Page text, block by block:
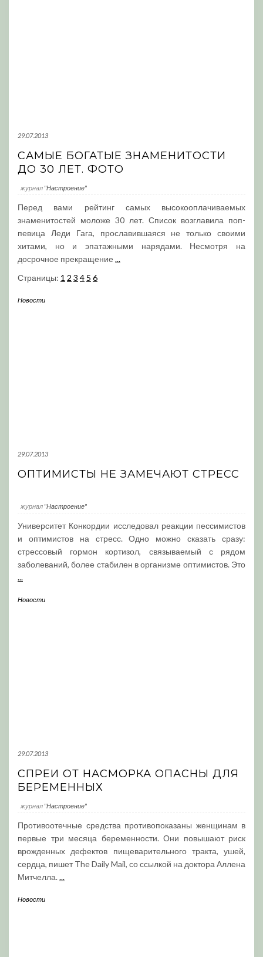
29.07.2013
САМЫЕ БОГАТЫЕ ЗНАМЕНИТОСТИ
ДО 30 ЛЕТ. ФОТО
журнал "Настроение"
Перед вами рейтинг самых высокооплачиваемых
знаменитостей моложе 30 лет. Список возглавила поп-
певица Леди Гага, прославившаяся не только своими
хитами, но и эпатажными нарядами. Несмотря на
досрочное прекращение ...
Страницы: 1 2 3 4 5 6
Новости
29.07.2013
ОПТИМИСТЫ НЕ ЗАМЕЧАЮТ СТРЕСС
журнал "Настроение"
Университет Конкордии исследовал реакции пессимистов
и оптимистов на стресс. Одно можно сказать сразу:
стрессовый гормон кортизол, связываемый с рядом
заболеваний, более стабилен в организме оптимистов. Это
...
Новости
29.07.2013
СПРЕИ ОТ НАСМОРКА ОПАСНЫ ДЛЯ
БЕРЕМЕННЫХ
журнал "Настроение"
Противоотечные средства противопоказаны женщинам в
первые три месяца беременности. Они повышают риск
врожденных дефектов пищеварительного тракта, ушей,
сердца, пишет The Daily Mail, со ссылкой на доктора Аллена
Митчелла....
Новости